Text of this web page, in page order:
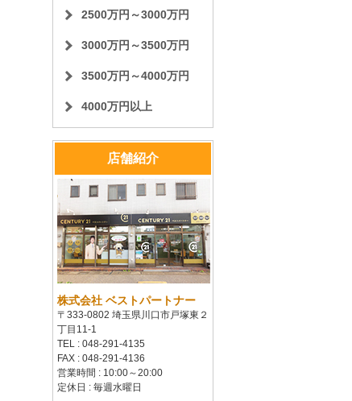
2500万円～3000万円
3000万円～3500万円
3500万円～4000万円
4000万円以上
店舗紹介
株式会社 ベストパートナー
〒333-0802 埼玉県川口市戸塚東２
丁目11-1
TEL : 048-291-4135
FAX : 048-291-4136
営業時間 : 10:00～20:00
定休日 : 毎週水曜日